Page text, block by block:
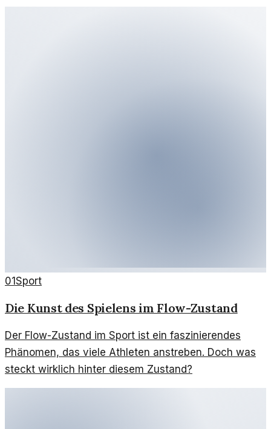
01Sport
Die Kunst des Spielens im Flow-Zustand
Der Flow-Zustand im Sport ist ein faszinierendes
Phänomen, das viele Athleten anstreben. Doch was
steckt wirklich hinter diesem Zustand?